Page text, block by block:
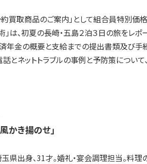
買取商品のご案内」として組合員特別価
」は、初夏の長崎・五島２泊３日の旅をレ
年金の概要と支給までの提出書類及び手
とネットトラブルの事例と予防策につい
かき揚のせ」
身、31才。婚礼・宴会調理担当。料理の